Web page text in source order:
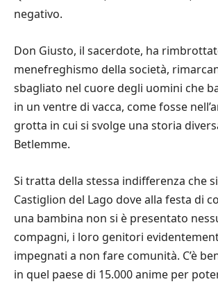
negativo.
Don Giusto, il sacerdote, ha
menefreghismo della società,
sbagliato nel cuore degli uomini che
in un ventre di vacca, come fosse
grotta in cui si svolge una storia
Betlemme.
Si tratta della stessa indifferenza che
Castiglion del Lago dove alla festa di
una bambina non si è presentato
compagni, i loro genitori
impegnati a non fare comunità. C’è
in quel paese di 15.000 anime per